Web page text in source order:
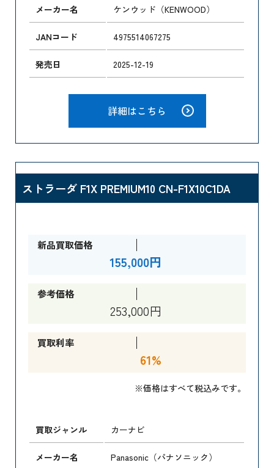
メーカー名 ケンウッド（KENWOOD）
JANコード 4975514067275
発売日 2025-12-19
詳細はこちら
ストラーダ F1X PREMIUM10 CN-F1X10C1DA
新品買取価格
155,000円
参考価格
253,000円
買取利率
61%
※価格はすべて税込みです。
買取ジャンル カーナビ
メーカー名 Panasonic（パナソニック）